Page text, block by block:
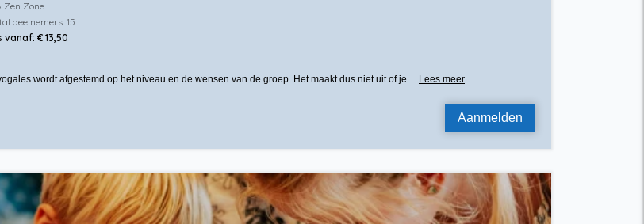
Zen Zone
deelnemers: 15
vanaf: € 13,50
wordt afgestemd op het niveau en de wensen van de groep. Het maakt dus niet uit of je ... Lees meer
Aanmelden